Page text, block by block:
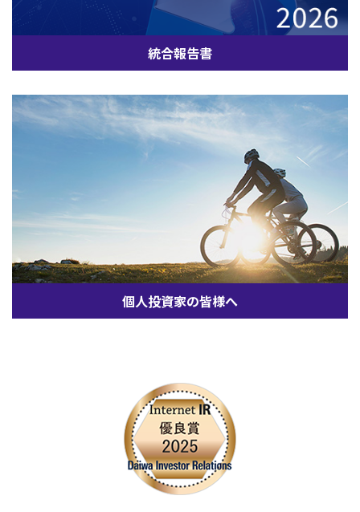
統合報告書
個人投資家の皆様へ